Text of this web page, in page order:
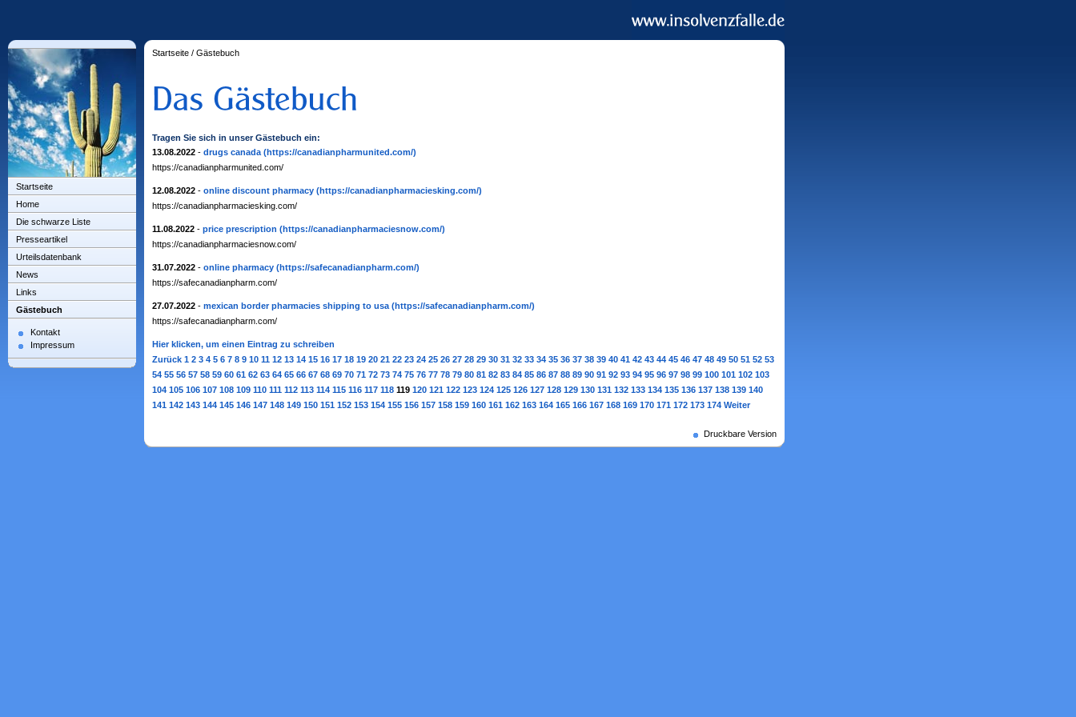
Startseite
Home
Die schwarze Liste
Presseartikel
Urteilsdatenbank
News
Links
Gästebuch
Kontakt
Impressum
Startseite / Gästebuch
Tragen Sie sich in unser Gästebuch ein:
13.08.2022 - drugs canada (https://canadianpharmunited.com/)
https://canadianpharmunited.com/
12.08.2022 - online discount pharmacy (https://canadianpharmaciesking.com/)
https://canadianpharmaciesking.com/
11.08.2022 - price prescription (https://canadianpharmaciesnow.com/)
https://canadianpharmaciesnow.com/
31.07.2022 - online pharmacy (https://safecanadianpharm.com/)
https://safecanadianpharm.com/
27.07.2022 - mexican border pharmacies shipping to usa (https://safecanadianpharm.com/)
https://safecanadianpharm.com/
Hier klicken, um einen Eintrag zu schreiben
Zurück 1 2 3 4 5 6 7 8 9 10 11 12 13 14 15 16 17 18 19 20 21 22 23 24 25 26 27 28 29 30 31 32 33 34 35 36 37 38 39 40 41 42 43 44 45 46 47 48 49 50 51 52 53
54 55 56 57 58 59 60 61 62 63 64 65 66 67 68 69 70 71 72 73 74 75 76 77 78 79 80 81 82 83 84 85 86 87 88 89 90 91 92 93 94 95 96 97 98 99 100 101 102 103
104 105 106 107 108 109 110 111 112 113 114 115 116 117 118 119 120 121 122 123 124 125 126 127 128 129 130 131 132 133 134 135 136 137 138 139 140
141 142 143 144 145 146 147 148 149 150 151 152 153 154 155 156 157 158 159 160 161 162 163 164 165 166 167 168 169 170 171 172 173 174 Weiter
Druckbare Version